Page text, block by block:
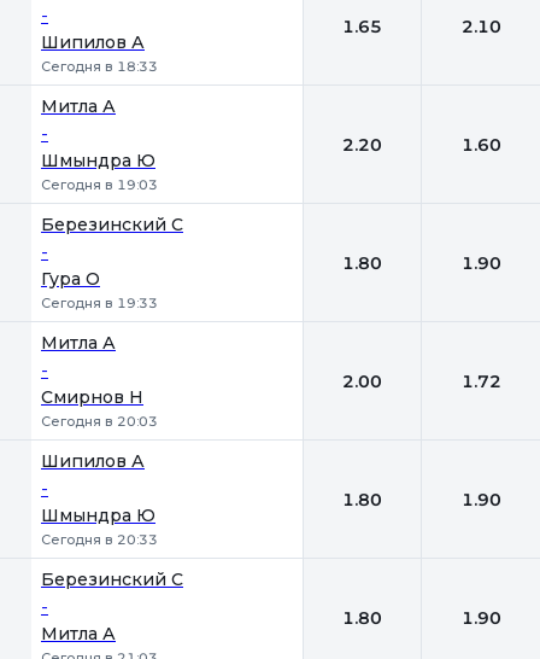
-
Шипилов А
Сегодня в 18:33
1.65 2.10
Митла А
-
Шмындра Ю
Сегодня в 19:03
2.20 1.60
Березинский С
-
Гура О
Сегодня в 19:33
1.80 1.90
Митла А
-
Смирнов Н
Сегодня в 20:03
2.00 1.72
Шипилов А
-
Шмындра Ю
Сегодня в 20:33
1.80 1.90
Березинский С
-
Митла А
1.80 1.90